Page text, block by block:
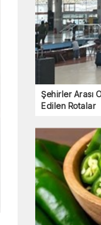
Şehirler Arası
Edilen Rotalar